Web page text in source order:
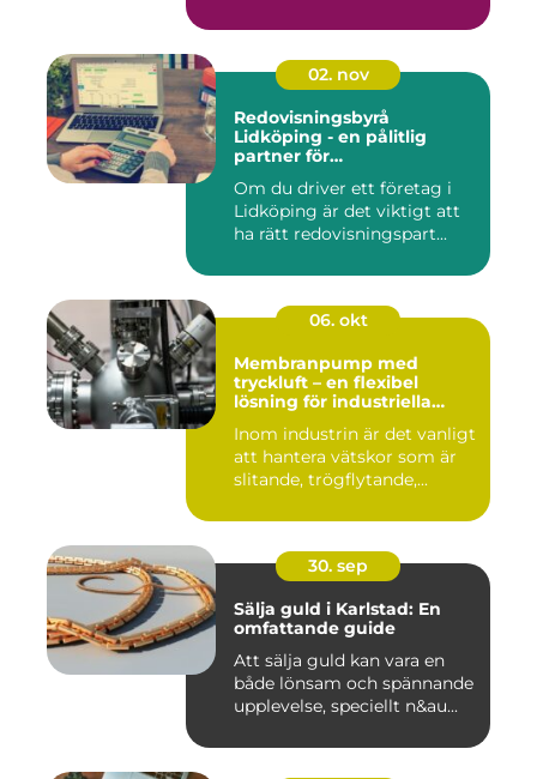
02. nov
Redovisningsbyrå
Lidköping - en pålitlig
partner för
Lidköping
Om du driver ett företag i
Lidköping är det viktigt att
ha rätt redovisningspart...
06. okt
Membranpump med
tryckluft – en flexibel
lösning för industriella
Inom industrin är det vanligt
att hantera vätskor som är
slitande, trögflytande,...
30. sep
Sälja guld i Karlstad: En
omfattande guide
Att sälja guld kan vara en
både lönsam och spännande
upplevelse, speciellt n&au...